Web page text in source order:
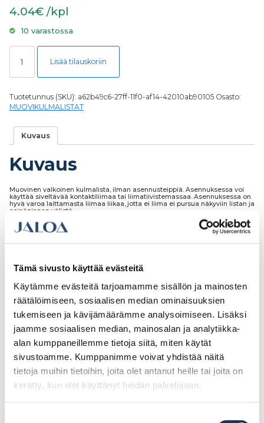
Tämä sivusto käyttää evästeitä
Käytämme evästeitä tarjoamamme sisällön ja mainosten
räätälöimiseen, sosiaalisen median ominaisuuksien
tukemiseen ja kävijämäärämme analysoimiseen. Lisäksi
jaamme sosiaalisen median, mainosalan ja analytiikka-
alan kumppaneillemme tietoja siitä, miten käytät
sivustoamme. Kumppanimme voivat yhdistää näitä
tietoja muihin tietoihin, joita olet antanut heille tai joita on
kerätty, kun olet käyttänyt heidän palvelujaan.
4.04€ /kpl
10 varastossa
Kulmalista, muovi 12x12x2750mm NU 12-410 määrä
Lisää tilauskoriin
Tuotetunnus (SKU): a62b49c6-27ff-11f0-af14-42010ab90105 Osasto:
MUOVIKULMALISTAT
Kuvaus
Kuvaus
Muovinen valkoinen kulmalista, ilman asennusteippiä. Asennuksessa voi
käyttää siveltävää kontaktiliimaa tai liimatiivistemassaa. Asennuksessa on
hyvä varoa laittamasta liimaa liikaa, jotta ei liima ei pursua näkyviin listan ja
seinäpinnan välistä.
Tutustu myös